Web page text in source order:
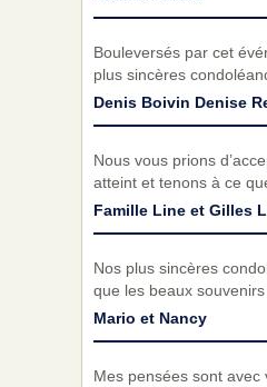
Bouleversés par cet
plus sincères
Denis Boivin Denise
Nous vous prions
atteint et tenons à ce
Famille Line et Gilles
Nos plus sincères
que les beaux
Mario et Nancy
Mes pensées sont